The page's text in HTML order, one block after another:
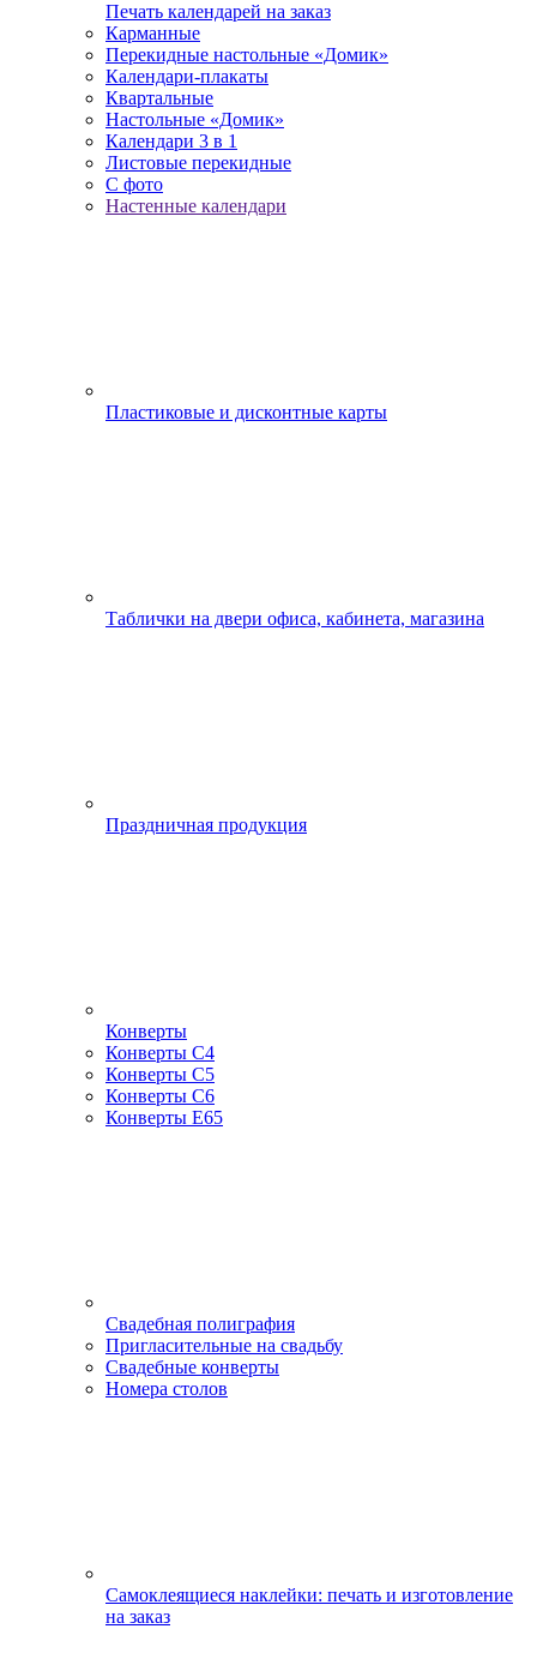
Печать календарей на заказ
Карманные
Перекидные настольные «Домик»
Календари-плакаты
Квартальные
Настольные «Домик»
Календари 3 в 1
Листовые перекидные
С фото
Настенные календари
Пластиковые и дисконтные карты
Таблички на двери офиса, кабинета, магазина
Праздничная продукция
Конверты
Конверты С4
Конверты С5
Конверты С6
Конверты Е65
Свадебная полиграфия
Пригласительные на свадьбу
Свадебные конверты
Номера столов
Самоклеящиеся наклейки: печать и изготовление
на заказ